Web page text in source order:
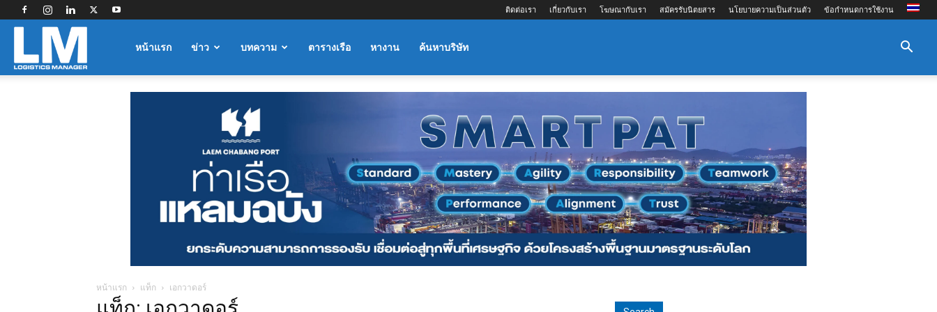
ติดต่อเรา เกี่ยวกับเรา โฆษณากับเรา สมัครรับนิตยสาร นโยบายความเป็นส่วนตัว ข้อกำหนดการใช้งาน
Logisticsหน้าแรก ข่าว บทความ ตารางเรือ หางาน ค้นหาบริษัท
หน้าแรก แท็ก เอกวาดอร์